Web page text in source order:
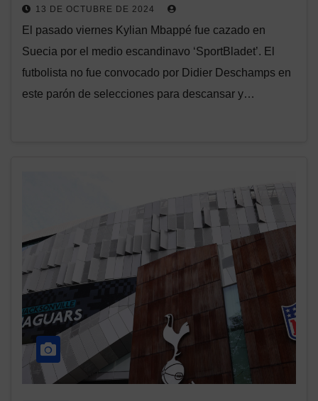
13 DE OCTUBRE DE 2024
El pasado viernes Kylian Mbappé fue cazado en
Suecia por el medio escandinavo ‘SportBladet’. El
futbolista no fue convocado por Didier Deschamps en
este parón de selecciones para descansar y…